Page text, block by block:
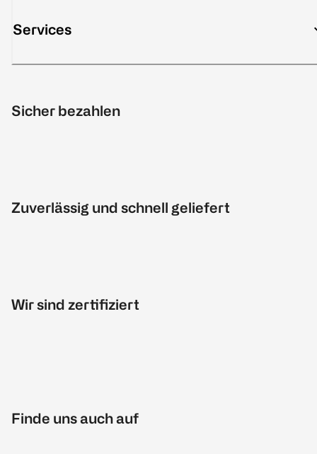
Services
Sicher bezahlen
Zuverlässig und schnell geliefert
Wir sind zertifiziert
Finde uns auch auf